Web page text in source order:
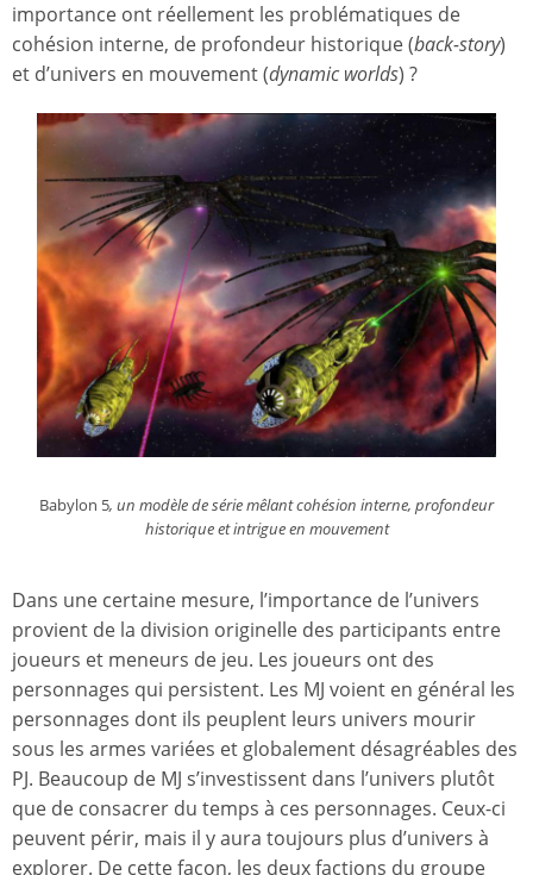
importance ont réellement les problématiques de
cohésion interne, de profondeur historique (back-story)
et d’univers en mouvement (dynamic worlds) ?
Babylon 5, un modèle de série mêlant cohésion interne, profondeur
historique et intrigue en mouvement
Dans une certaine mesure, l’importance de l’univers
provient de la division originelle des participants entre
joueurs et meneurs de jeu. Les joueurs ont des
personnages qui persistent. Les MJ voient en général les
personnages dont ils peuplent leurs univers mourir
sous les armes variées et globalement désagréables des
PJ. Beaucoup de MJ s’investissent dans l’univers plutôt
que de consacrer du temps à ces personnages. Ceux-ci
peuvent périr, mais il y aura toujours plus d’univers à
explorer. De cette façon, les deux factions du groupe